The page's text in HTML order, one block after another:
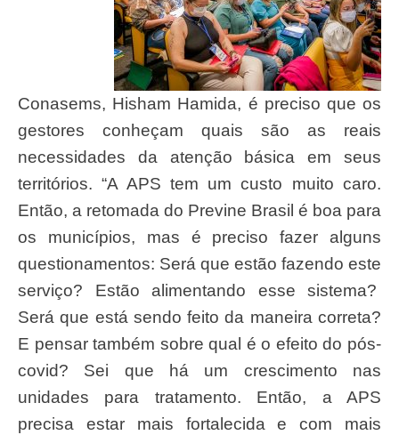
Conasems, Hisham Hamida, é preciso que os
gestores conheçam quais são as reais
necessidades da atenção básica em seus
territórios. “A APS tem um custo muito caro.
Então, a retomada do Previne Brasil é boa para
os municípios, mas é preciso fazer alguns
questionamentos: Será que estão fazendo este
serviço? Estão alimentando esse sistema?
Será que está sendo feito da maneira correta?
E pensar também sobre qual é o efeito do pós-
covid? Sei que há um crescimento nas
unidades para tratamento. Então, a APS
precisa estar mais fortalecida e com mais